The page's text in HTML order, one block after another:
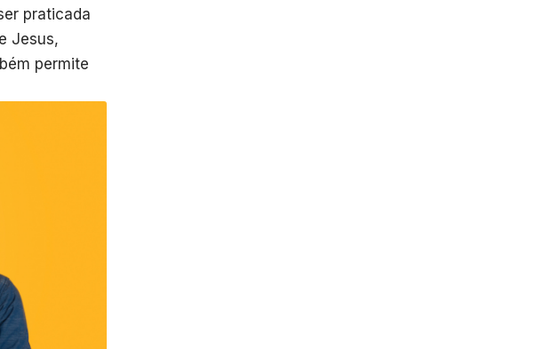
praticada
Jesus,
permite